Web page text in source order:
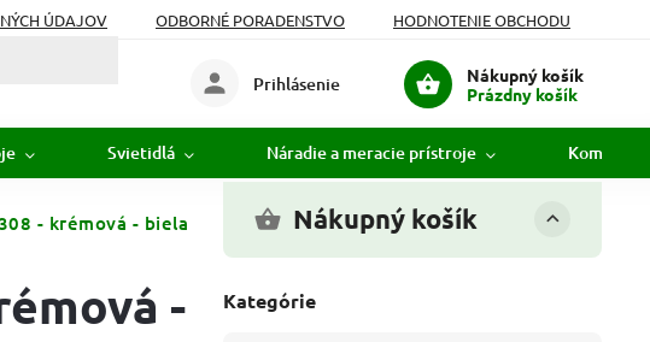
ÚDAJOV ODBORNÉ PORADENSTVO
HODNOTENIE OBCHODU
Nákupný košík
Prázdny košík
Prihlásenie
Svietidlá Náradie a meracie prístroje
- krémová - biela Nákupný košík
Kategórie
-